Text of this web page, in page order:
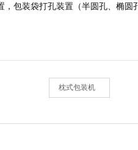
包装袋打孔装置（半圆孔、椭
枕式包装机